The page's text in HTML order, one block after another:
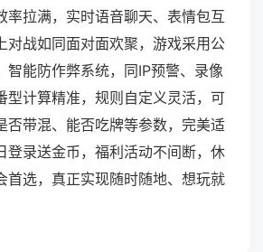
率拉满，实时语音聊天、表情包互
对战如同面对面欢聚，游戏采用公
智能防作弊系统，同IP预警、录像
型计算精准，规则自定义灵活，可
否带混、能否吃牌等参数，完美适
登录送金币，福利活动不间断，休
首选，真正实现随时随地、想玩就